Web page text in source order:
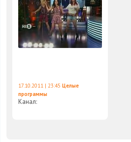
17.10.2011 | 23:45 Целые
программы
Канал: